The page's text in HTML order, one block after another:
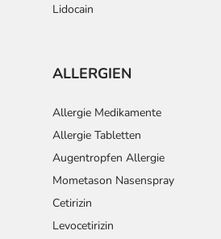
Lidocain
ALLERGIEN
Allergie Medikamente
Allergie Tabletten
Augentropfen Allergie
Mometason Nasenspray
Cetirizin
Levocetirizin